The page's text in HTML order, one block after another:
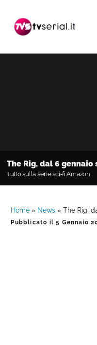
navigazione
contenuto
barra
primaria
The Rig, dal 6 gennaio
Tutto sulla serie sci-fi Amazon
Home » News »The Rig,
Pubblicato il5 Gennaio